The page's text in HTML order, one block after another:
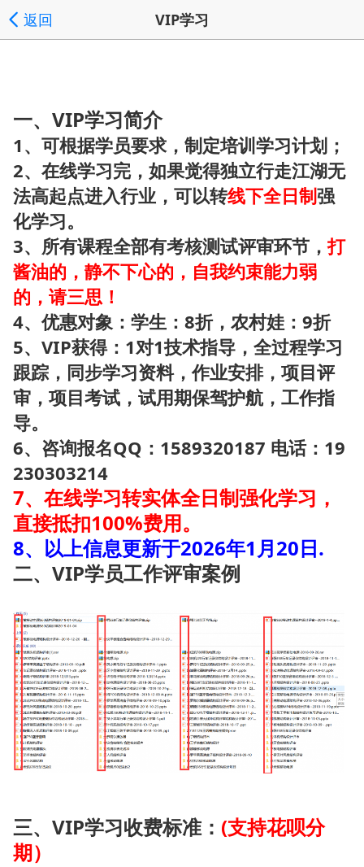
返回 VIP学习
一、VIP学习简介
1、可根据学员要求，制定培训学习计划；
2、在线学习完，如果觉得独立行走江湖无
法高起点进入行业，可以转线下全日制强
化学习。
3、所有课程全部有考核测试评审环节，打
酱油的，静不下心的，自我约束能力弱
的，请三思！
4、优惠对象：学生：8折，农村娃：9折
5、VIP获得：1对1技术指导，全过程学习
跟踪，同步学习资料，作业安排，项目评
审，项目考试，试用期保驾护航，工作指
导。
6、咨询报名QQ：1589320187 电话：19
230303214
7、在线学习转实体全日制强化学习，
直接抵扣100%费用。
8、以上信息更新于2026年1月20日.
二、VIP学员工作评审案例
三、VIP学习收费标准： (支持花呗分
期）